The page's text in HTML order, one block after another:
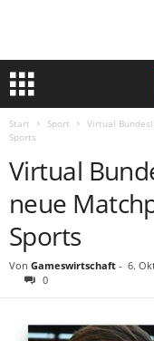
Start Sport
Virtual
Sports
Virtual
neue
Sports
Von Gameswirtschaft - 6.
0